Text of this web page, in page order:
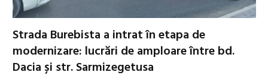
Strada Burebista a intrat în etapa de
modernizare: lucrări de amploare între bd.
Dacia și str. Sarmizegetusa